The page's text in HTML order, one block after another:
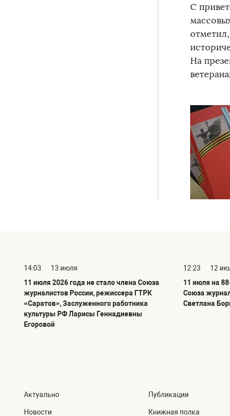
С
На
14:03
13 июля
11 июля 2026 года не стало члена Союза
журналистов России, режиссера ГТРК
«Саратов», Заслуженного работника
культуры РФ Ларисы Геннадиевны
Егоровой
12:23
12
11 июля на
Союза
Светлана
Актуально
Новости
Публикации
Книжная полка